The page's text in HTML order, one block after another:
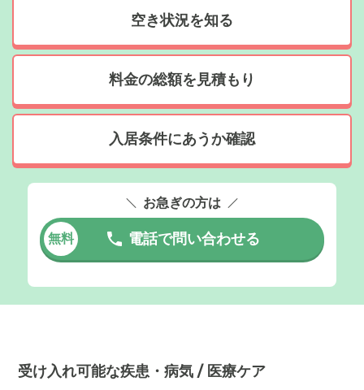
空き状況を知る
料金の総額を見積もり
入居条件にあうか確認
お急ぎの方は
無料 電話で問い合わせる
受け入れ可能な疾患・病気 / 医療ケア